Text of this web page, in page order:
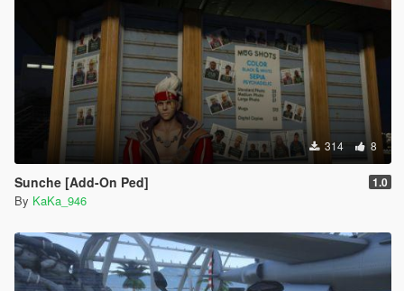
314 8
Sunche [Add-On Ped] 1.0
By KaKa_946